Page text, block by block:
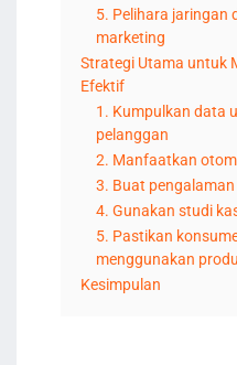
5. Pelihara jaringan
marketing
Strategi Utama untuk
Efektif
1. Kumpulkan data
pelanggan
2. Manfaatkan
3. Buat pengalaman
4. Gunakan studi
5. Pastikan
menggunakan
Kesimpulan